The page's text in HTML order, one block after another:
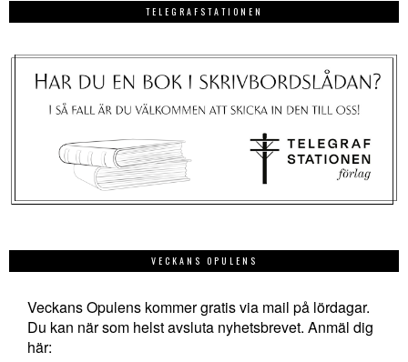
TELEGRAFSTATIONEN
VECKANS OPULENS
Veckans Opulens kommer gratis via mail på lördagar.
Du kan när som helst avsluta nyhetsbrevet. Anmäl dig
här: